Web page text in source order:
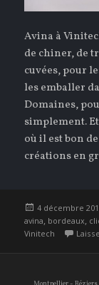
Avina à
de chiner, de
cuvées, pour
les emballer
Domaines,
simplement.
où il est bon
créations en
Publié
le
4 décembre
avina, bordeaux,
Vinitech